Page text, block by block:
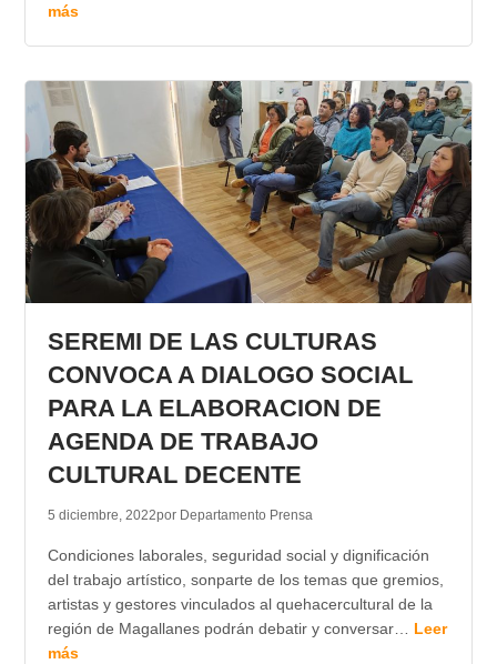
más
SEREMI DE LAS CULTURAS
CONVOCA A DIALOGO SOCIAL
PARA LA ELABORACION DE
AGENDA DE TRABAJO
CULTURAL DECENTE
5 diciembre, 2022por Departamento Prensa
Condiciones laborales, seguridad social y dignificación
del trabajo artístico, sonparte de los temas que gremios,
artistas y gestores vinculados al quehacercultural de la
región de Magallanes podrán debatir y conversar… Leer
más